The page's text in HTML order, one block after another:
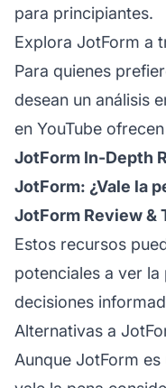
para principiantes.
Explora JotForm a
Para quienes
desean un análisis
en YouTube
JotForm In-Depth
JotForm: ¿Vale la
JotForm Review &
Estos recursos
potenciales a ver
decisiones
Alternativas a
Aunque JotForm